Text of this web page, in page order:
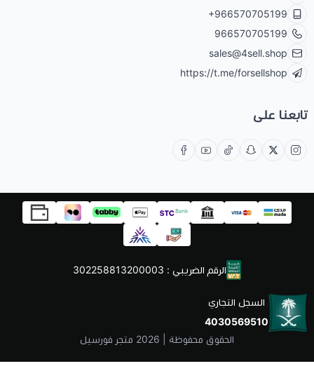
+966570705199
966570705199
sales@4sell.shop
https://t.me/forsellshop
تابعنا على
الحقوق محفوظة | 2026 متجر فورسيل
السجل التجاري
4030569510
الرقم الضريبي : 302258813200003